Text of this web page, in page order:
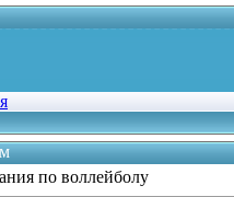
по воллейболу